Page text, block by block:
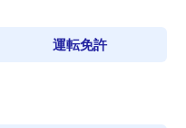
運転免許